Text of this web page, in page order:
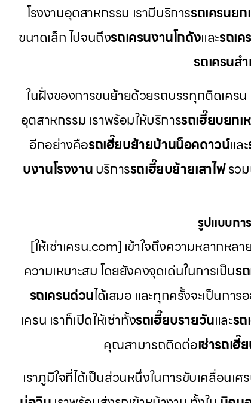
โรงงานอุตสาหกรรม เรามีบริการรถเครนยก
ขนาดเล็ก ไปจนถึงรถเครนงานโกดังและรถเค
รถเครนส
ในฝั่งของการขนย้ายด้วยรถบรรทุกติดเครน
อุตสาหกรรม เราพร้อมให้บริการรถเฮี๊ยบยกเ
อีกอย่างคือรถเฮี๊ยบย้ายบ้านน็อคดาวน์และ
บงานโรงงานบริการรถเฮี๊ยบย้ายเสาไฟรวม
รูปแบบกา
[ให้เช่าเครน.com] เข้าใจถึงความหลากหล
ความเหมาะสม โดยยังคงจุดเด่นในการเป็นร
รถเครนด่วนได้เสมอ และทุกครั้งจะเป็นกา
เครน เราก็เปิดให้เช่าทั้งรถเฮี๊ยบรายวันและรถ
คุณสามารถติดต่อเช่ารถเฮี๊
เราภูมิใจที่ได้เป็นส่วนหนึ่งในการขับเคลื่อนเ